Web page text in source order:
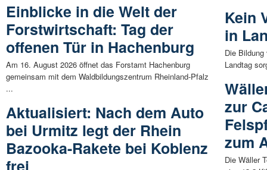
Einblicke in die Welt der
Forstwirtschaft: Tag der
offenen Tür in Hachenburg
Am 16. August 2026 öffnet das Forstamt Hachenburg
gemeinsam mit dem Waldbildungszentrum Rheinland-Pfalz
...
Aktualisiert: Nach dem Auto
bei Urmitz legt der Rhein
Bazooka-Rakete bei Koblenz
Kein
in
Die
Landtag
zur
zum
Die Wäller